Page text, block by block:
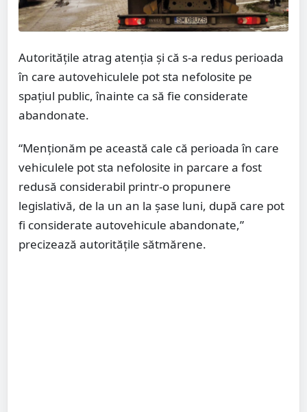
Autoritățile atrag atenția și că s-a redus perioada
în care autovehiculele pot sta nefolosite pe
spațiul public, înainte ca să fie considerate
abandonate.
“Menționăm pe această cale că perioada în care
vehiculele pot sta nefolosite in parcare a fost
redusă considerabil printr-o propunere
legislativă, de la un an la șase luni, după care pot
fi considerate autovehicule abandonate,”
precizează autoritățile sătmărene.